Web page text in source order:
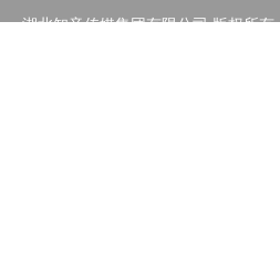
湖北知音传媒集团有限公司 版权所有